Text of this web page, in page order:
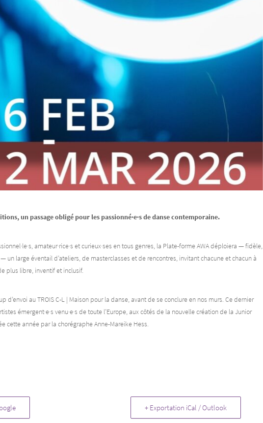
un passage obligé pour les passionné·e·s de danse contemporaine.
amateur·rice·s et curieux·ses en tous genres, la Plate-forme AWA déploiera — fidèle,
un large éventail d’ateliers, de masterclasses et de rencontres, invitant chacune et chacun à
plus libre, inventif et inclusif.
d’envoi au TROIS C-L | Maison pour la danse, avant de se conclure en nos murs. Ce dernier
émergent·e·s venu·e·s de toute l’Europe, aux côtés de la nouvelle création de la Junior
cette année par la chorégraphe Anne-Mareike Hess.
+ Exportation iCal / Outlook